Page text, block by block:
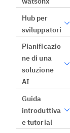
Hub per
sviluppatori
Pianificazio
ne di una
soluzione
AI
Guida
introduttiva
e tutorial